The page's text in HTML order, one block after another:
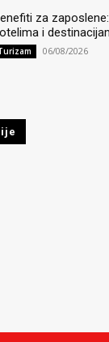
za
i
06/08/2026